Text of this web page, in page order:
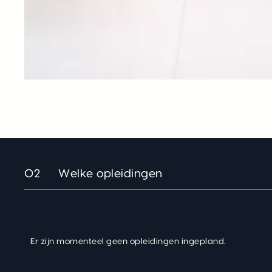
02 Welke opleidingen
Er zijn momenteel geen opleidingen ingepland.